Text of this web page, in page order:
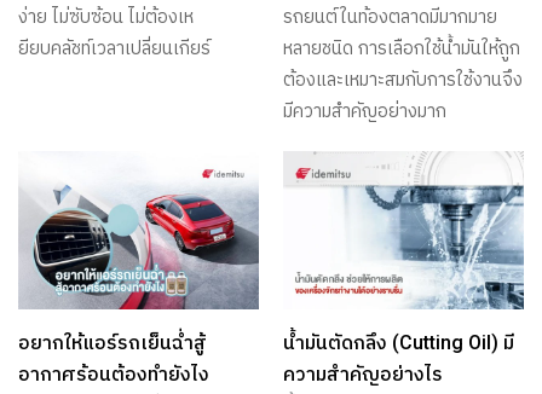
ง่าย ไม่ซับซ้อน ไม่ต้องเห
ยียบคลัชท์เวลาเปลี่ยนเกียร์
รถยนต์ในท้องตลาดมีมากมาย
หลายชนิด การเลือกใช้น้ำมันให้ถูก
ต้องและเหมาะสมกับการใช้งานจึง
มีความสำคัญอย่างมาก
อยากให้แอร์รถเย็นฉ่ำสู้
อากาศร้อนต้องทำยังไง
น้ำมันตัดกลึง (Cutting Oil) มี
ความสำคัญอย่างไร